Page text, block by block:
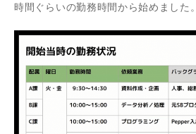
時間ぐらいの勤務時間から始めました。